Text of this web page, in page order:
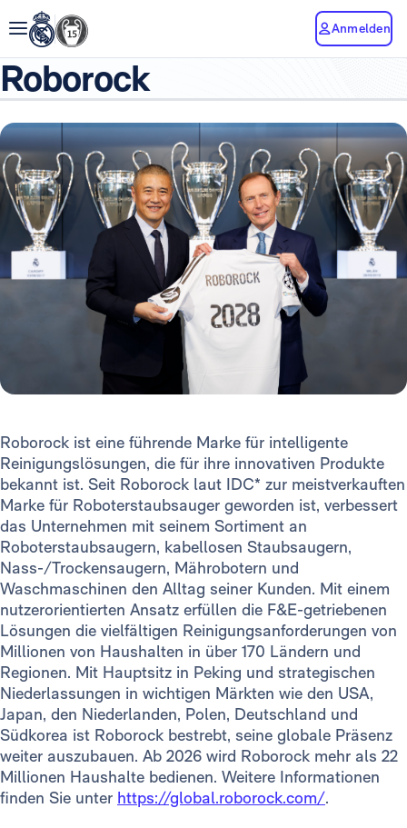
Anmelden
Roborock
Roborock ist eine führende Marke für intelligente
Reinigungslösungen, die für ihre innovativen Produkte
bekannt ist. Seit Roborock laut IDC* zur meistverkauften
Marke für Roboterstaubsauger geworden ist, verbessert
das Unternehmen mit seinem Sortiment an
Roboterstaubsaugern, kabellosen Staubsaugern,
Nass-/Trockensaugern, Mährobotern und
Waschmaschinen den Alltag seiner Kunden. Mit einem
nutzerorientierten Ansatz erfüllen die F&E-getriebenen
Lösungen die vielfältigen Reinigungsanforderungen von
Millionen von Haushalten in über 170 Ländern und
Regionen. Mit Hauptsitz in Peking und strategischen
Niederlassungen in wichtigen Märkten wie den USA,
Japan, den Niederlanden, Polen, Deutschland und
Südkorea ist Roborock bestrebt, seine globale Präsenz
weiter auszubauen. Ab 2026 wird Roborock mehr als 22
Millionen Haushalte bedienen. Weitere Informationen
finden Sie unter https://global.roborock.com/.